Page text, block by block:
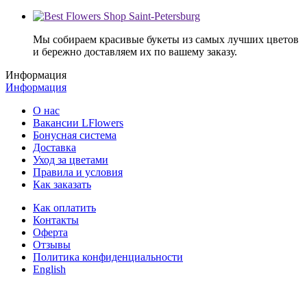
Мы собираем красивые букеты из самых лучших цветов
и бережно доставляем их по вашему заказу.
Информация
Информация
О нас
Вакансии LFlowers
Бонусная система
Доставка
Уход за цветами
Правила и условия
Как заказать
Как оплатить
Контакты
Оферта
Отзывы
Политика конфиденциальности
English